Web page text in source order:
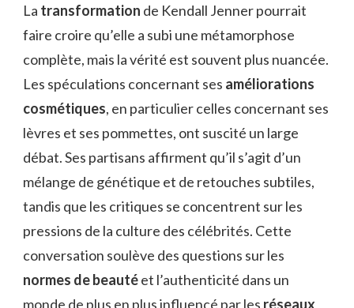
CHIRURGIE
La transformation de Kendall Jenner pourrait
faire croire qu’elle a subi une métamorphose
complète, mais la vérité est souvent plus nuancée.
Les spéculations concernant ses améliorations
cosmétiques, en particulier celles concernant ses
lèvres et ses pommettes, ont suscité un large
débat. Ses partisans affirment qu’il s’agit d’un
mélange de génétique et de retouches subtiles,
tandis que les critiques se concentrent sur les
pressions de la culture des célébrités. Cette
conversation soulève des questions sur les
normes de beautéet l’authenticité dans un
monde de plus en plus influencé par les réseaux